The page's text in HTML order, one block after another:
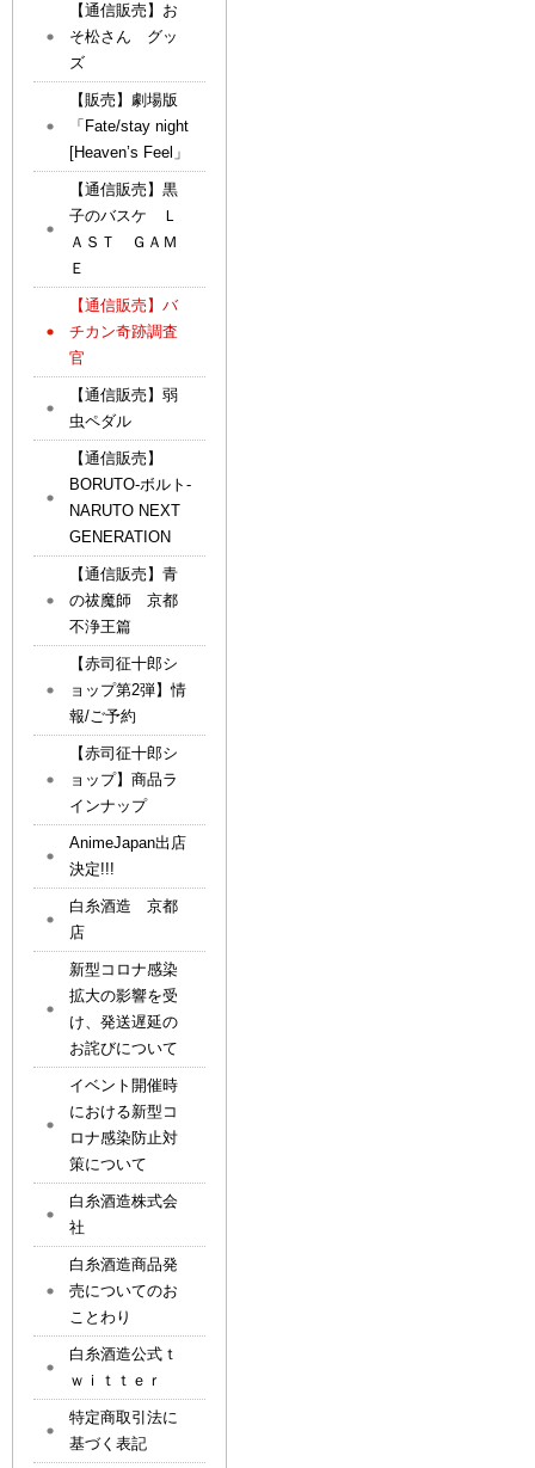
【通信販売】お
そ松さん グッ
ズ
【販売】劇場版
「Fate/stay night
[Heaven’s Feel」
【通信販売】黒
子のバスケ Ｌ
ＡＳＴ ＧＡＭ
Ｅ
【通信販売】バ
チカン奇跡調査
官
【通信販売】弱
虫ペダル
【通信販売】
BORUTO-ボルト-
NARUTO NEXT
GENERATION
【通信販売】青
の祓魔師 京都
不浄王篇
【赤司征十郎シ
ョップ第2弾】情
報/ご予約
【赤司征十郎シ
ョップ】商品ラ
インナップ
AnimeJapan出店
決定!!!
白糸酒造 京都
店
新型コロナ感染
拡大の影響を受
け、発送遅延の
お詫びについて
イベント開催時
における新型コ
ロナ感染防止対
策について
白糸酒造株式会
社
白糸酒造商品発
売についてのお
ことわり
白糸酒造公式ｔ
ｗｉｔｔｅｒ
特定商取引法に
基づく表記